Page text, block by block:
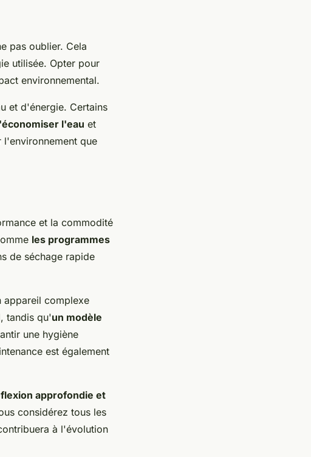
pas oublier. Cela
utilisée. Opter pour
environnemental.
et d'énergie. Certains
l'eau et
l'environnement que
et la commodité
les programmes
de séchage rapide
appareil complexe
tandis qu'un modèle
une hygiène
est également
approfondie et
considérez tous les
à l'évolution